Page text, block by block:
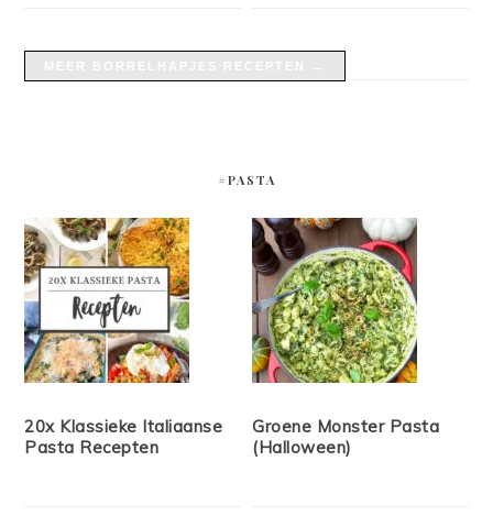
#PASTA
20x Klassieke Italiaanse
Pasta Recepten
Groene Monster Pasta
(Halloween)